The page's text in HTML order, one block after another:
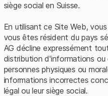
Erreur
siège social en Suisse.
En utilisant ce Site Web,
vous êtes résident du pays
AG décline expressément
distribution d'informations
personnes physiques ou
informations incorrectes
légal ou leur siège social.